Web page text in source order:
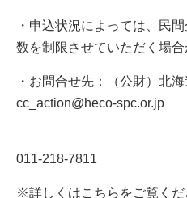
・申込状況によっては、民
数を制限させていただく場
・お問合せ先：（公財）
cc_action@heco-spc.or.jp
電
011-218-7811
※詳しくはこちらをご覧くだ